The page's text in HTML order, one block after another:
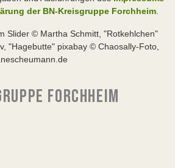
der BN-Kreisgruppe Forchheim
Slider © Martha Schmitt, "Rotkehlchen"
"Hagebutte" pixabay © Chaosally-Foto,
FORCHHEIM